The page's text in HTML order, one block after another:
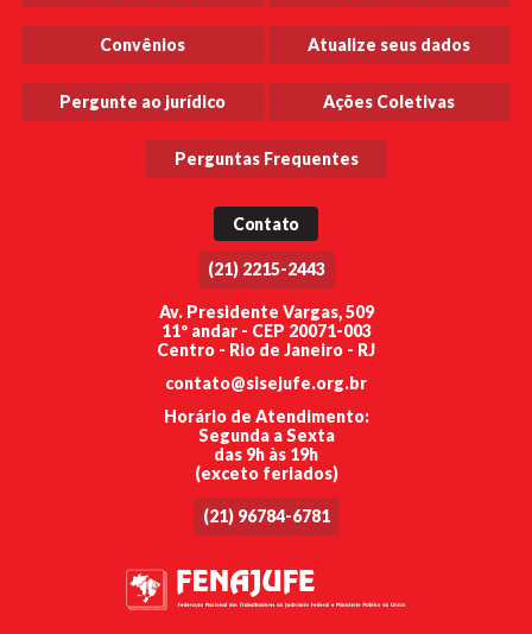
Convênios Atualize seus dados
Pergunte ao jurídico Ações Coletivas
Perguntas Frequentes
Contato
(21) 2215-2443
Av. Presidente Vargas, 509
11º andar - CEP 20071-003
Centro - Rio de Janeiro - RJ
contato@sisejufe.org.br
Horário de Atendimento:
Segunda a Sexta
das 9h às 19h
(exceto feriados)
(21) 96784-6781